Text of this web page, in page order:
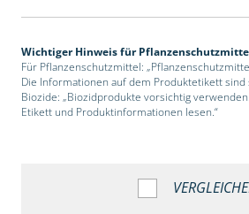
Wichtiger Hinweis für
Für Pflanzenschutzmittel:
Die Informationen auf dem Produktetikett sind
Biozide: „Biozidprodukte vorsichtig
Etikett und Produktinformationen lesen.“